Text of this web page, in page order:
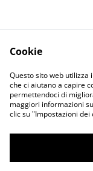
Privacy
©2026Inferno 5
Cookie
Questo sito web utilizza
che ci aiutano a capire
permettendoci di
maggiori informazioni
clic su "Impostazioni dei